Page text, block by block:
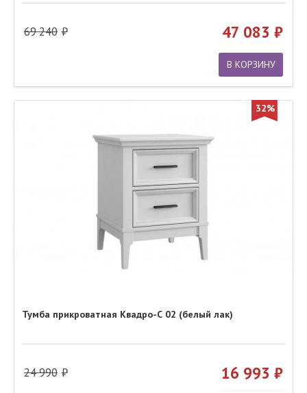
69 240 47 083
В КОРЗИНУ
32%
Тумба прикроватная Квадро-С 02 (белый лак)
24 990 16 993